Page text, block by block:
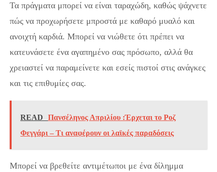
Τα πράγματα μπορεί να είναι ταραχώδη, καθώς ψάχνετε
πώς να προχωρήσετε μπροστά με καθαρό μυαλό και
ανοιχτή καρδιά. Μπορεί να νιώθετε ότι πρέπει να
κατευνάσετε ένα αγαπημένο σας πρόσωπο, αλλά θα
χρειαστεί να παραμείνετε και εσείς πιστοί στις ανάγκες
και τις επιθυμίες σας.
READ
Πανσέληνος Απριλίου :Έρχεται το Ροζ
Φεγγάρι – Τι αναφέρουν οι λαϊκές παραδόσεις
Μπορεί να βρεθείτε αντιμέτωποι με ένα δίλημμα